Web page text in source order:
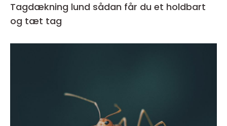
Tagdækning lund sådan får du et holdbart
og tæt tag